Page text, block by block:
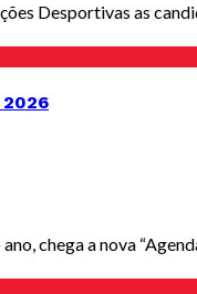
Desportivas as
chega a nova